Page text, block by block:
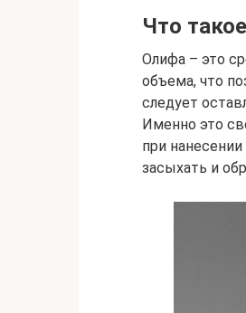
Что
Олифа – это
объема, что
следует
Именно это
при
засыхать и